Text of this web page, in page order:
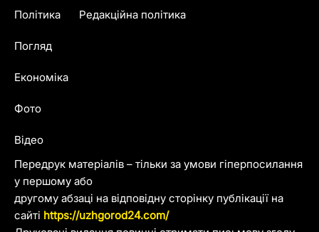
Передрук матеріалів – тільки за умови гіперпосилання
у першому або
другому абзаці на відповідну сторінку публікації на
сайті https://uzhgorod24.com/
Політика
Погляд
Економіка
Фото
Відео
Редакційна політика